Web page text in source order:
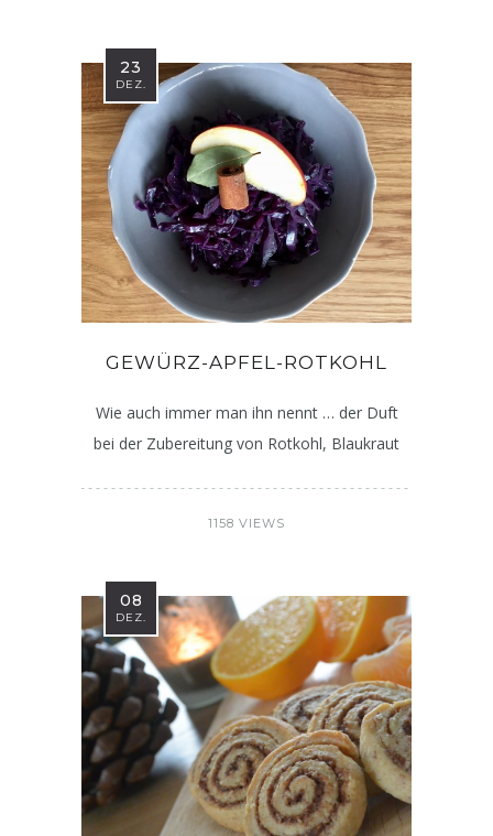
23
DEZ.
GEWÜRZ-APFEL-ROTKOHL
Wie auch immer man ihn nennt … der Duft
bei der Zubereitung von Rotkohl, Blaukraut
1158 VIEWS
08
DEZ.